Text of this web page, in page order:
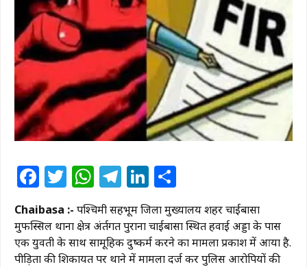
Facebook
Twitter
WhatsApp
Telegram
LinkedIn
Chaibasa :- पश्चिमी सिंहभूम जिला मुख्यालय शहर चाईबासा
मुफस्सिल थाना क्षेत्र अंर्तगत पुराना चाईबासा स्थित हवाई अड्डा के पास
एक युवती के साथ सामूहिक दुष्कर्म करने का मामला प्रकाश में आया है.
पीड़िता की शिकायत पर थाने में मामला दर्ज कर पुलिस आरोपियों की